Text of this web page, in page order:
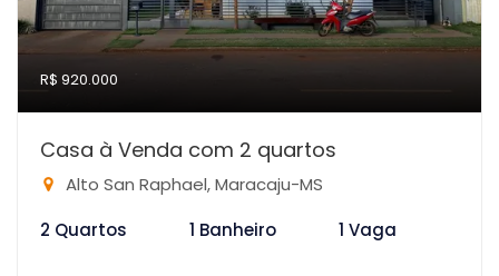
R$ 920.000
Casa à Venda com 2 quartos
Alto San Raphael, Maracaju-MS
2 Quartos
1 Banheiro 1 Vaga